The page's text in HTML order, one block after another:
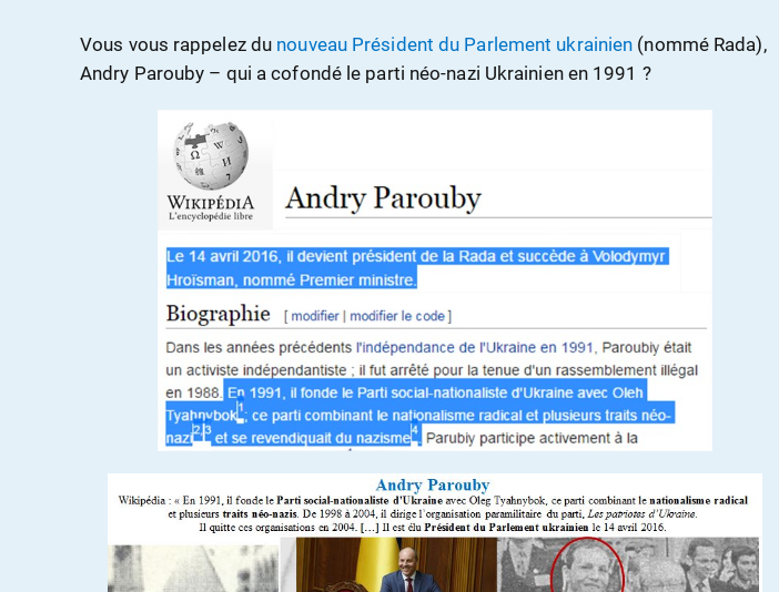
Vous vous rappelez du nouveau Président du Parlement ukrainien (nommé Rada),
Andry Parouby – qui a cofondé le parti néo-nazi Ukrainien en 1991 ?